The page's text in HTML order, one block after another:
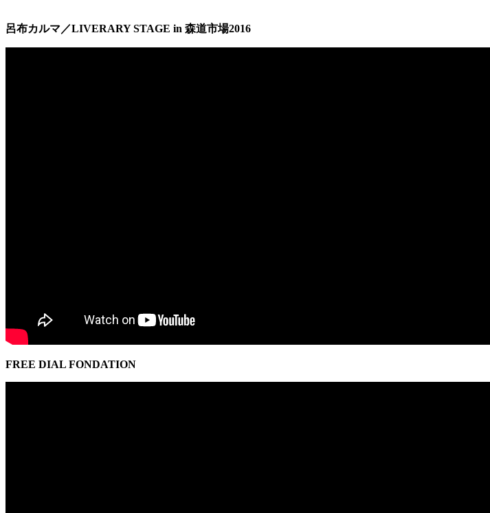
呂布カルマ／LIVERARY STAGE in 森道市場2016
FREE DIAL FONDATION